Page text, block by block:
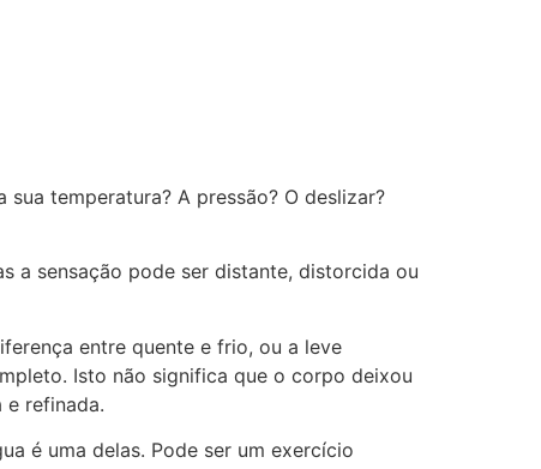
temperatura? A pressão? O deslizar?
a sensação pode ser distante, distorcida ou
entre quente e frio, ou a leve
Isto não significa que o corpo deixou
refinada.
é uma delas. Pode ser um exercício